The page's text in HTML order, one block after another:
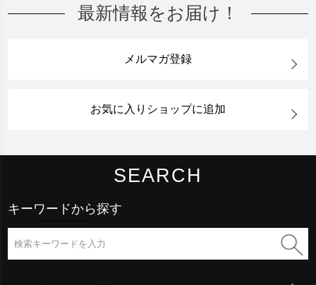
最新情報をお届け！
メルマガ登録
お気に入りショップに追加
SEARCH
キーワードから探す